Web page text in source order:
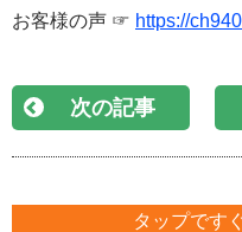
お客様の声 ☞ https://
次の記事
タップです